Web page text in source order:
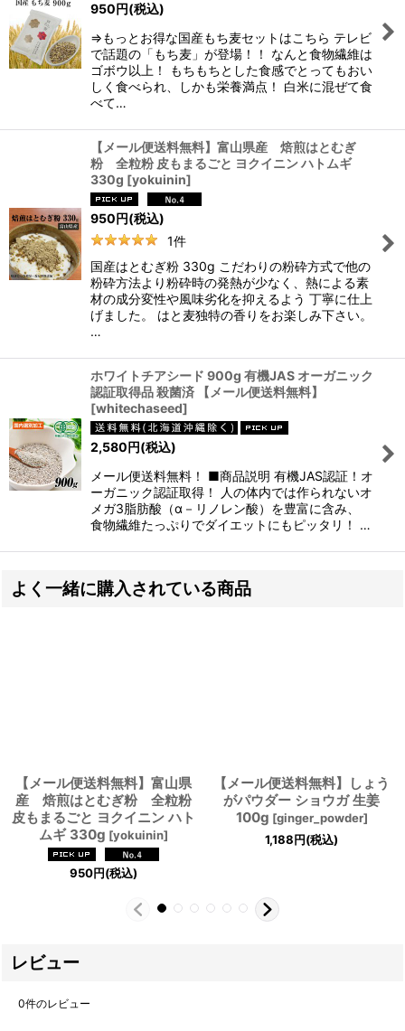
950円(税込)
⇒もっとお得な国産もち麦セットはこちら テレビ
で話題の「もち麦」が登場！！ なんと食物繊維は
ゴボウ以上！ もちもちとした食感でとってもおい
しく食べられ、しかも栄養満点！ 白米に混ぜて食
べて…
【メール便送料無料】富山県産 焙煎はとむぎ
粉 全粒粉 皮もまるごと ヨクイニン ハトムギ
330g [yokuinin]
950円(税込)
1件
国産はとむぎ粉 330g こだわりの粉砕方式で他の
粉砕方法より粉砕時の発熱が少なく、熱による素
材の成分変性や風味劣化を抑えるよう 丁寧に仕上
げました。 はと麦独特の香りをお楽しみ下さい。
…
ホワイトチアシード 900g 有機JAS オーガニック
認証取得品 殺菌済 【メール便送料無料】
[whitechaseed]
2,580円(税込)
メール便送料無料！ ■商品説明 有機JAS認証！オ
ーガニック認証取得！ 人の体内では作られないオ
メガ3脂肪酸（α－リノレン酸）を豊富に含み、
食物繊維たっぷりでダイエットにもピッタリ！ …
よく一緒に購入されている商品
【メール便送料無料】富山県
産 焙煎はとむぎ粉 全粒粉
皮もまるごと ヨクイニン ハト
ムギ 330g [yokuinin]
950円(税込)
【メール便送料無料】しょう
がパウダー ショウガ 生姜
100g [ginger_powder]
1,188円(税込)
レビュー
0件のレビュー